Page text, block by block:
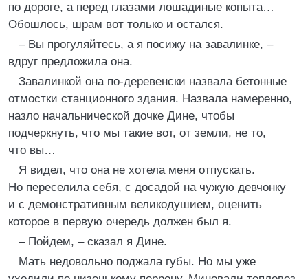
по дороге, а перед глазами лошадиные копыта…
Обошлось, шрам вот только и остался.
– Вы прогуляйтесь, а я посижу на завалинке, –
вдруг предложила она.
Завалинкой она по-деревенски назвала бетонные
отмостки станционного здания. Назвала намеренно,
назло начальнической дочке Дине, чтобы
подчеркнуть, что мы такие вот, от земли, не то,
что вы…
Я видел, что она не хотела меня отпускать.
Но переселила себя, с досадой на чужую девчонку
и с демонстративным великодушием, оценить
которое в первую очередь должен был я.
– Пойдем, – сказал я Дине.
Мать недовольно поджала губы. Но мы уже